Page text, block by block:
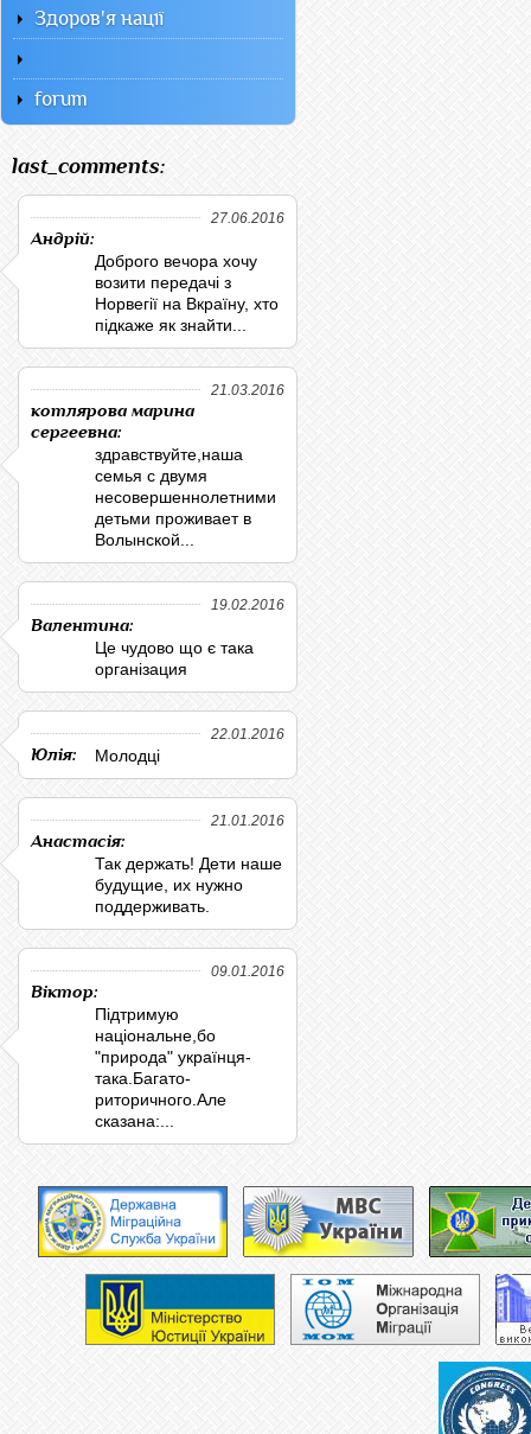
Здоров'я нації
forum
last_comments:
27.06.2016
Андрій:
Доброго вечора хочу
возити передачі з
Норвегії на Вкраїну, хто
підкаже як знайти...
21.03.2016
котлярова марина
сергеевна:
здравствуйте,наша
семья с двумя
несовершеннолетними
детьми проживает в
Волынской...
19.02.2016
Валентина:
Це чудово що є така
організация
22.01.2016
Юлія: Молодці
21.01.2016
Анастасія:
Так держать! Дети наше
будущие, их нужно
поддерживать.
09.01.2016
Віктор:
Підтримую
національне,бо
"природа" українця-
така.Багато-
риторичного.Але
сказана:...